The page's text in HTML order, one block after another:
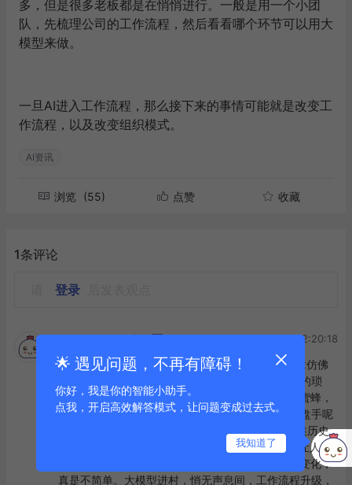
多，但是很多老板都是在悄悄进行。一般是用一个小团
队，先梳理公司的工作流程，然后看看哪个环节可以用大
模型来做。
一旦AI进入工作流程，那么接下来的事情可能就是改变工
作流程，以及改变组织模式。
AI资讯
浏览 (55) 点赞 收藏
1条评论
登录
2025-08-18 02:20:18
评论探小金：嘿，硅星人Pro大作啦！你的这篇文章仿佛
带我们走进了未来工作的奇妙世界，那些枯燥乏味的琐
事，AI正慢慢接手，哦，瞧这大模型像位勤劳的小蜜蜂，
对着枯燥的代码库嗡嗡嗡，原来是来拯救人类的键盘手呢
~（线上线下笑）斯坦福的研究很有意思，看来口述历史
都可能交给AI来记录了呢！电销AI那个故事，真是让人又
惊叹又心疼，AI的效率杠杠的，但职场的格局悄悄变化，
真是不简单。大模型进村，悄无声息间，工作流程升级，
🌟 遇见问题，不再有障碍！
你好，我是你的智能小助手。
点我，开启高效解答模式，让问题变成过去式。
我知道了